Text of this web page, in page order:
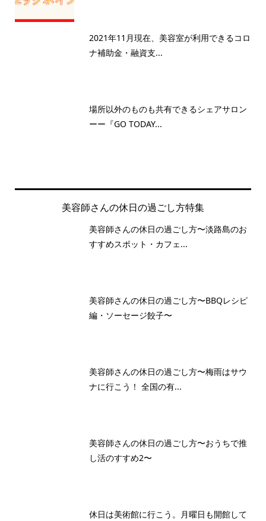
2021年11月現在、美容室が利用できるコロ
ナ補助金・融資支...
場所以外のものも共有できるシェアサロン
ーー『GO TODAY...
美容師さんの休日の過ごし方特集
美容師さんの休日の過ごし方〜淡路島のお
すすめスポット・カフェ...
美容師さんの休日の過ごし方〜BBQレシピ
編・ソーセージ餃子〜
美容師さんの休日の過ごし方〜梅雨はサウ
ナに行こう！ 全国の有...
美容師さんの休日の過ごし方〜おうちで推
し活のすすめ2〜
休日は美術館に行こう。月曜日も開館して